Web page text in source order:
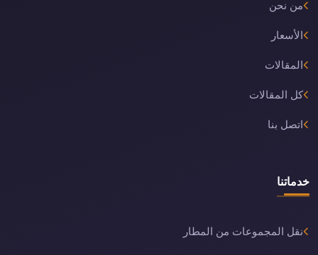
من نحن
الأسعار
المقالات
كل المقالات
اتصل بنا
خدماتنا
نقل المجموعات من المطار